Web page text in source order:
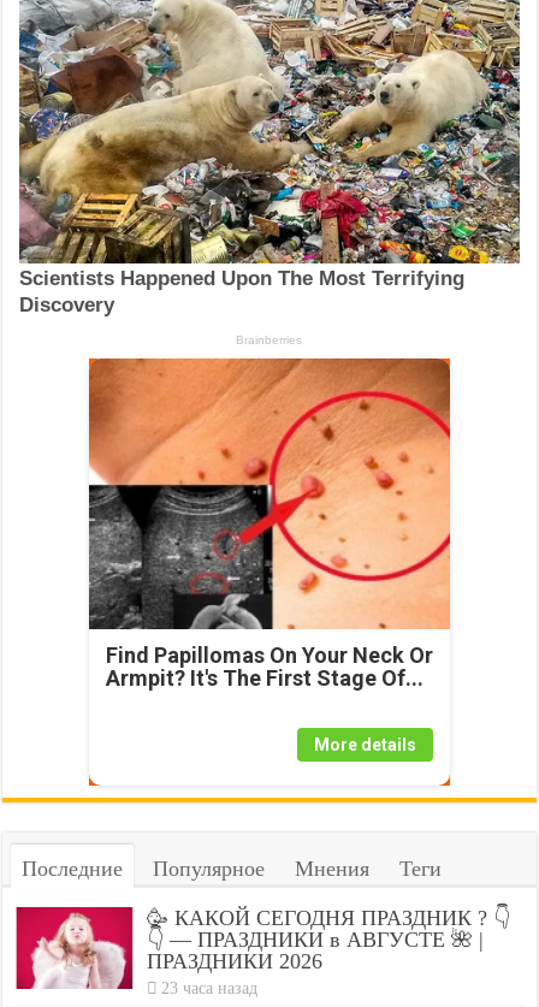
Find Papillomas On Your Neck Or
Armpit? It's The First Stage Of...
More details
Последние Популярное Мнения Теги
🥳 КАКОЙ СЕГОДНЯ ПРАЗДНИК ? 👇
👇 — ПРАЗДНИКИ в АВГУСТЕ 🌺 |
ПРАЗДНИКИ 2026
23 часа назад